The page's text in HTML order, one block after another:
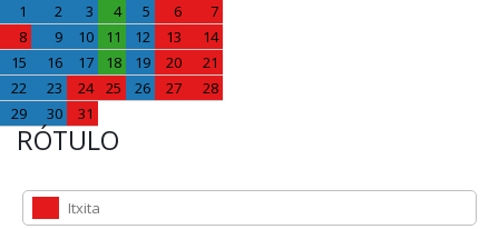
1
2 3 4 5 6
7
8
9 10 11 12 13
14
15
16 17 18 19 20
21
22
23 24 25 26 27
28
29
30 31
RÓTULO
Itxita